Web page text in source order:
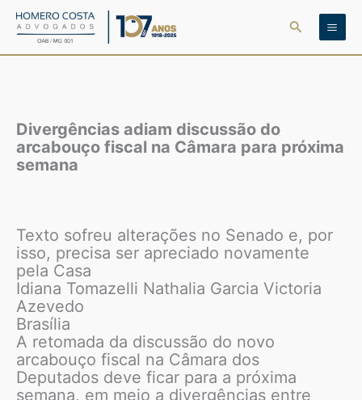
para
Pesquisar
Divergências adiam discussão do
arcabouço fiscal na Câmara para próxima
semana
Texto sofreu alterações no Senado e, por
isso, precisa ser apreciado novamente
pela Casa
Idiana Tomazelli Nathalia Garcia Victoria
Azevedo
Brasília
A retomada da discussão do novo
arcabouço fiscal na Câmara dos
Deputados deve ficar para a próxima
semana, em meio a divergências entre